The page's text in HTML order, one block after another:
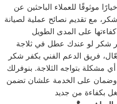
خيارًا موثوقًا للعملاء الباحثين عن
مع تقديم نصائح عملية لصيانة
شكر لو عندك عطل في ثلاجة
فريق الدعم الفني بكفر شكر
مشكلة بتواجه الثلاجة. بنوفرلك
وضمان على الخدمة علشان تضمن